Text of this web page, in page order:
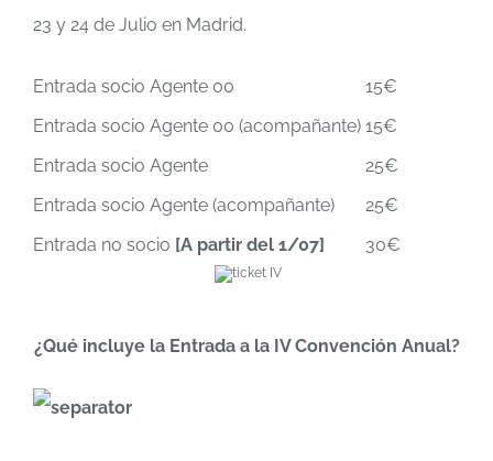
23 y 24 de Julio en Madrid.
Entrada socio Agente 00
15€
Entrada socio Agente 00 (acompañante) 15€
Entrada socio Agente
25€
Entrada socio Agente (acompañante)
25€
Entrada no socio [A partir del 1/07] 30€
¿Qué incluye la Entrada a la IV Convención Anual?